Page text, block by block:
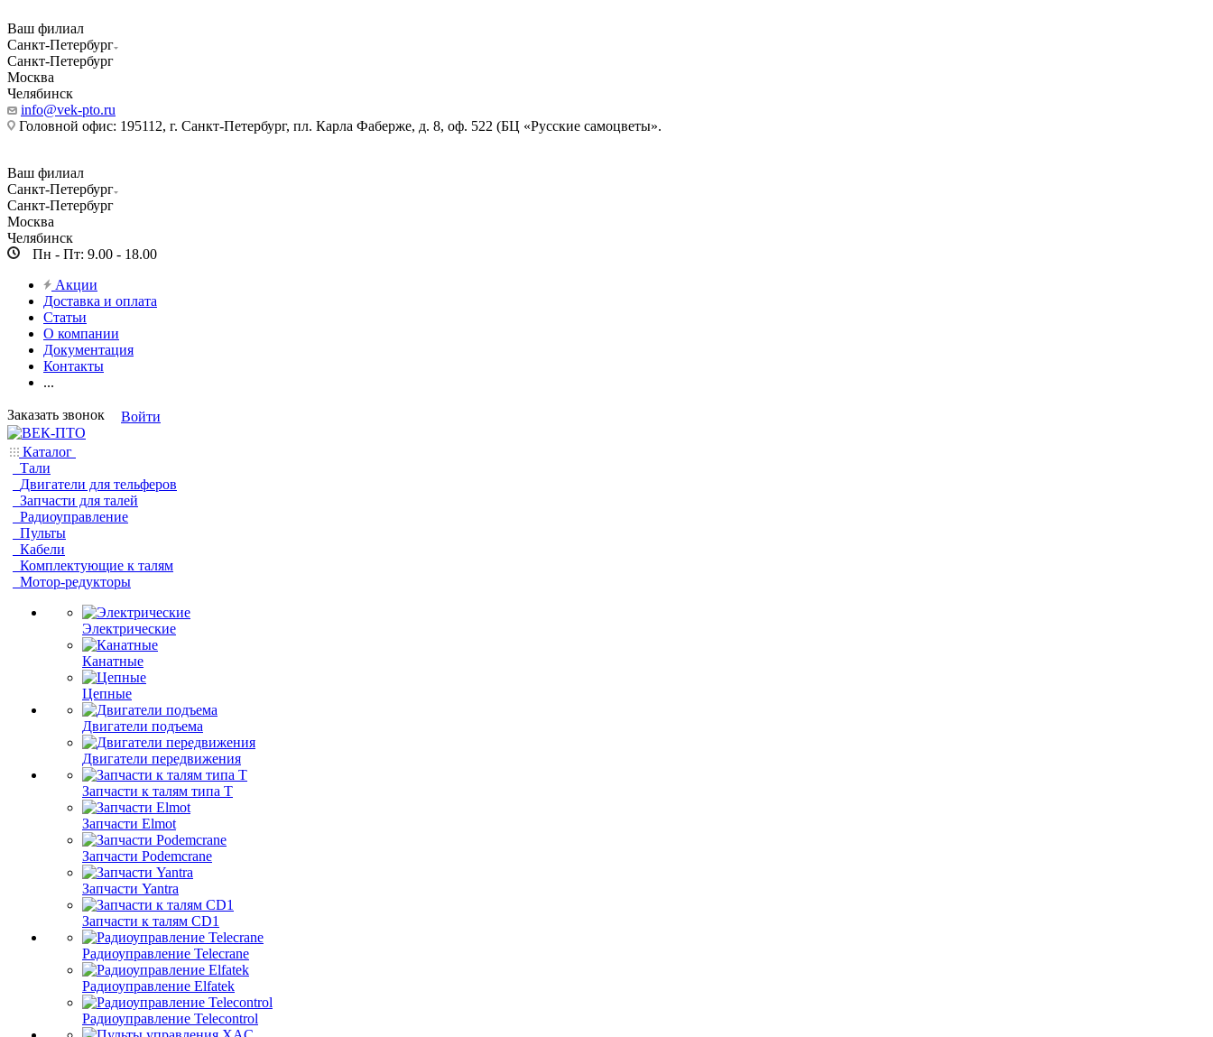
Ваш филиал
Санкт-Петербург
Санкт-Петербург
Москва
Челябинск
info@vek-pto.ru
Головной офис: 195112, г. Санкт-Петербург, пл. Карла Фаберже, д. 8, оф. 522 (БЦ «Русские самоцветы».
Ваш филиал
Санкт-Петербург
Санкт-Петербург
Москва
Челябинск
Пн - Пт: 9.00 - 18.00
Акции
Доставка и оплата
Статьи
О компании
Документация
Контакты
...
Заказать звонок Войти
Каталог
Тали
Двигатели для тельферов
Запчасти для талей
Радиоуправление
Пульты
Кабели
Комплектующие к талям
Мотор-редукторы
Электрические
Канатные
Цепные
Двигатели подъема
Двигатели передвижения
Запчасти к талям типа Т
Запчасти Elmot
Запчасти Podemcrane
Запчасти Yantra
Запчасти к талям CD1
Радиоуправление Telecrane
Радиоуправление Elfatek
Радиоуправление Telecontrol